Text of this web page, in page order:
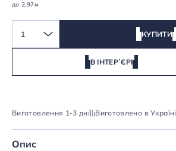
до 2.97м
1 КУПИТИ
В ІНТЕРʼЄРІ
Виготовлення 1-3 дні Виготовлено в Україні
Опис